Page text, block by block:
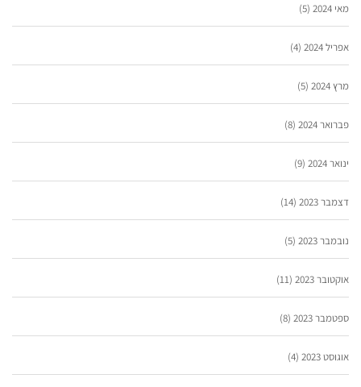
מאי 2024 (5)
אפריל 2024 (4)
מרץ 2024 (5)
פברואר 2024 (8)
ינואר 2024 (9)
דצמבר 2023 (14)
נובמבר 2023 (5)
אוקטובר 2023 (11)
ספטמבר 2023 (8)
אוגוסט 2023 (4)